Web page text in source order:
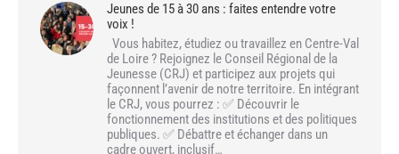
Jeunes de 15 à 30 ans : faites entendre votre
voix !
Vous habitez, étudiez ou travaillez en Centre-Val
de Loire ? Rejoignez le Conseil Régional de la
Jeunesse (CRJ) et participez aux projets qui
façonnent l’avenir de notre territoire. En intégrant
le CRJ, vous pourrez : ✅ Découvrir le
fonctionnement des institutions et des politiques
publiques. ✅ Débattre et échanger dans un
cadre ouvert, inclusif…